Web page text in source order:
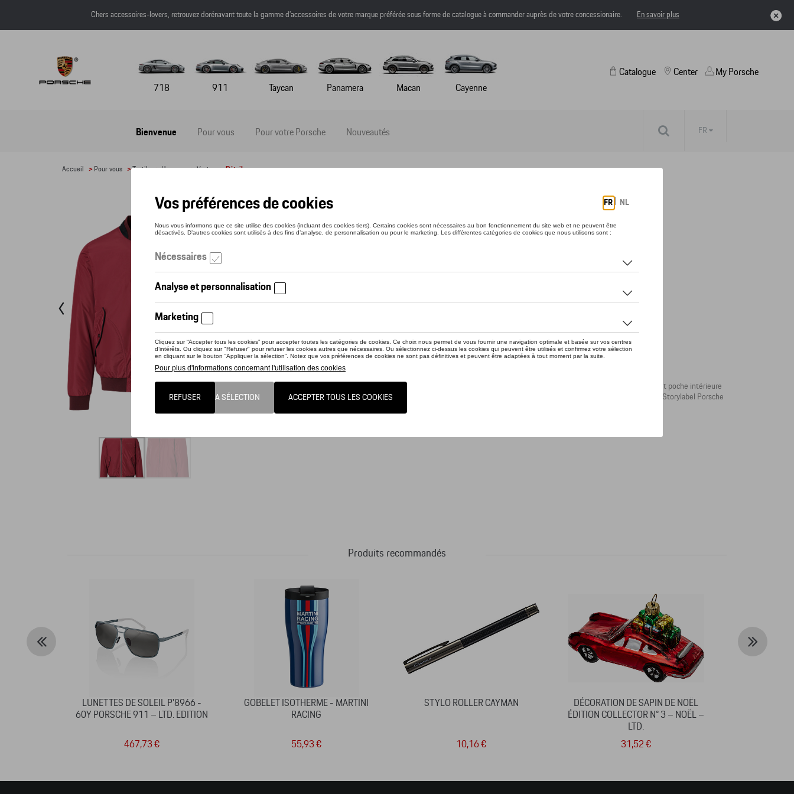
Chers accessoires-lovers, retrouvez dorénavant toute la gamme d’accessoires de votre marque préférée sous forme de catalogue à commander auprès de votre concessionaire. En savoir plus
718 911 Taycan Panamera Macan Cayenne
Catalogue
Bienvenue Pour vous Pour votre Porsche Nouveautés
Center My Porsche
FR
Accueil > Pour vous >Textile >Hommes >Vestes > Détail
VESTE (RÉVERSIBLE) - HERITAGE - L
Référence: WAP32200L0LHRT
Veste (réversible) - Heritage - L
Veste (réversible) - Heritage - M
Veste (réversible) - Heritage - S
Vérifiez la disponibilité auprès de votre concessionnaire
Ce produit n'est actuellement pas de stock
Blouson légèrement matelassé avec 2 poches latérales plaquées et col base-ball. Poche supplémentaire sur le haut de la manche et poche intérieure
avec fermeture à glissière. Détails décoratifs en Bordeaux, Or et Noir. Broderie « Porsche » de couleur Or sur la poitrine et la nuque. Storylabel Porsche
Produits recommandés
LUNETTES DE SOLEIL P'8966 -
60Y PORSCHE 911 – LTD. EDITION
467,73 €
GOBELET ISOTHERME - MARTINI
RACING
55,93 €
STYLO ROLLER CAYMAN
10,16 €
DÉCORATION DE SAPIN DE NOËL
ÉDITION COLLECTOR N° 3 – NOËL –
LTD.
31,52 €